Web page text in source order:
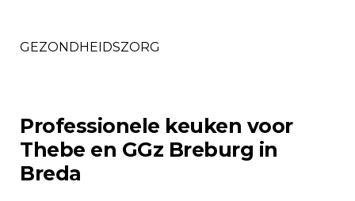
GEZONDHEIDSZORG
Professionele keuken voor
Thebe en GGz Breburg in
Breda